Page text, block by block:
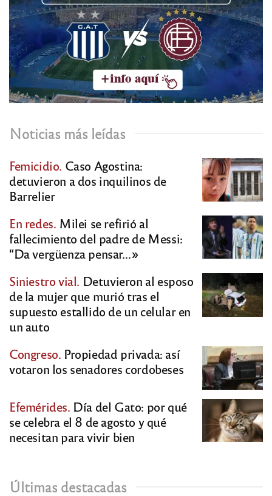
Noticias más leídas
Femicidio. Caso Agostina:
detuvieron a dos inquilinos de
Barrelier
En redes. Milei se refirió al
fallecimiento del padre de Messi:
“Da vergüenza pensar…»
Siniestro vial. Detuvieron al esposo
de la mujer que murió tras el
supuesto estallido de un celular en
un auto
Congreso. Propiedad privada: así
votaron los senadores cordobeses
Efemérides. Día del Gato: por qué
se celebra el 8 de agosto y qué
necesitan para vivir bien
Últimas destacadas